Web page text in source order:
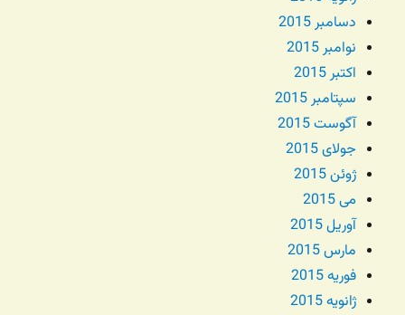
دسامبر 2015
نوامبر 2015
اکتبر 2015
سپتامبر 2015
آگوست 2015
جولای 2015
ژوئن 2015
می 2015
آوریل 2015
مارس 2015
فوریه 2015
ژانویه 2015